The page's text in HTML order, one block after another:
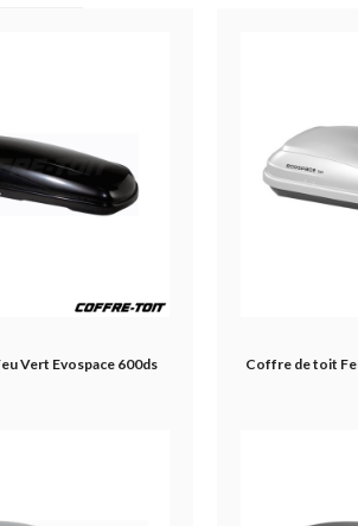
Vert Evospace 600ds Coffre de toit